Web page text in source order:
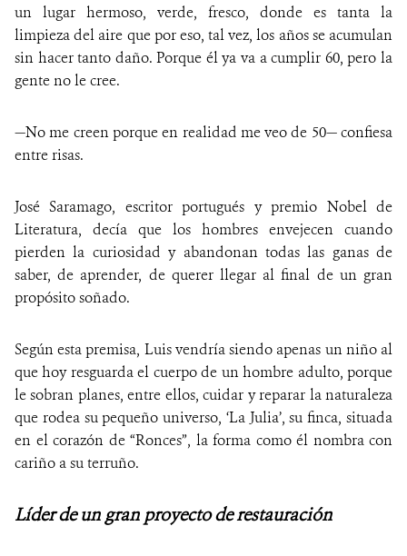
un lugar hermoso, verde, fresco, donde es tanta la
limpieza del aire que por eso, tal vez, los años se acumulan
sin hacer tanto daño. Porque él ya va a cumplir 60, pero la
gente no le cree.
—No me creen porque en realidad me veo de 50— confiesa
entre risas.
José Saramago, escritor portugués y premio Nobel de
Literatura, decía que los hombres envejecen cuando
pierden la curiosidad y abandonan todas las ganas de
saber, de aprender, de querer llegar al final de un gran
propósito soñado.
Según esta premisa, Luis vendría siendo apenas un niño al
que hoy resguarda el cuerpo de un hombre adulto, porque
le sobran planes, entre ellos, cuidar y reparar la naturaleza
que rodea su pequeño universo, ‘La Julia’, su finca, situada
en el corazón de “Ronces”, la forma como él nombra con
cariño a su terruño.
Líder de un gran proyecto de restauración